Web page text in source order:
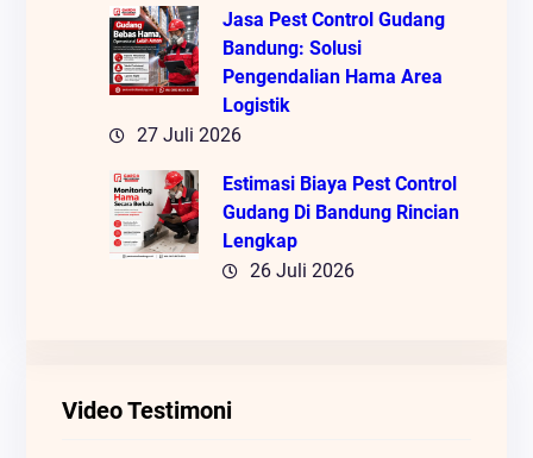
Jasa Pest Control Gudang
Bandung: Solusi
Pengendalian Hama Area
Logistik
27 Juli 2026
Estimasi Biaya Pest Control
Gudang Di Bandung Rincian
Lengkap
26 Juli 2026
Video Testimoni